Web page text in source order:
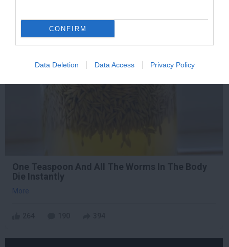
CONFIRM
Data Deletion Data Access Privacy Policy
One Teaspoon And All The Worms In The Body
Die Instantly
More